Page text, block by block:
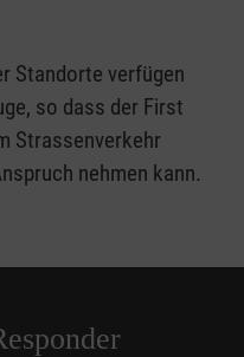
Standorte verfügen
so dass der First
Strassenverkehr
nehmen kann.